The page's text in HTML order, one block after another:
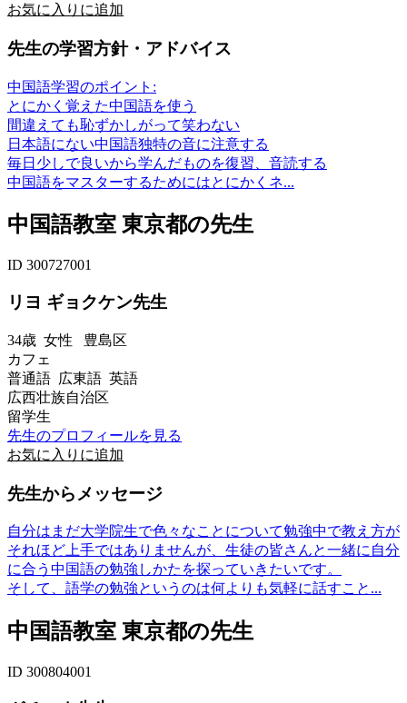
お気に入りに追加
先生の学習方針・アドバイス
中国語学習のポイント:
とにかく覚えた中国語を使う
間違えても恥ずかしがって笑わない
日本語にない中国語独特の音に注意する
毎日少しで良いから学んだものを復習、音読する
中国語をマスターするためにはとにかくネ...
中国語教室 東京都の先生
ID 300727001
リヨ ギョクケン先生
34歳 女性 豊島区
カフェ
普通語 広東語 英語
広西壮族自治区
留学生
先生のプロフィールを見る
お気に入りに追加
先生からメッセージ
自分はまだ大学院生で色々なことについて勉強中で教え方が
それほど上手ではありませんが、生徒の皆さんと一緒に自分
に合う中国語の勉強しかたを探っていきたいです。
そして、語学の勉強というのは何よりも気軽に話すこと...
中国語教室 東京都の先生
ID 300804001